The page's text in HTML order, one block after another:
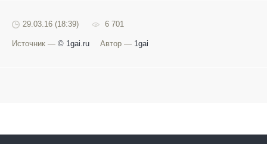
29.03.16 (18:39) 6 701
Источник — © 1gai.ru Автор — 1gai